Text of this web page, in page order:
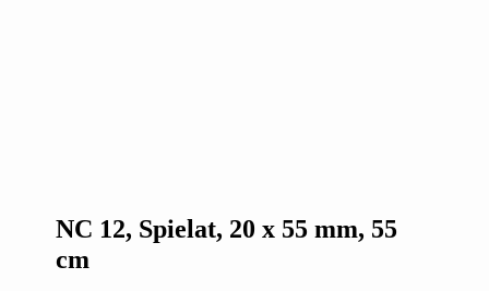
NC 12, Spielat, 20 x 55 mm, 55
cm